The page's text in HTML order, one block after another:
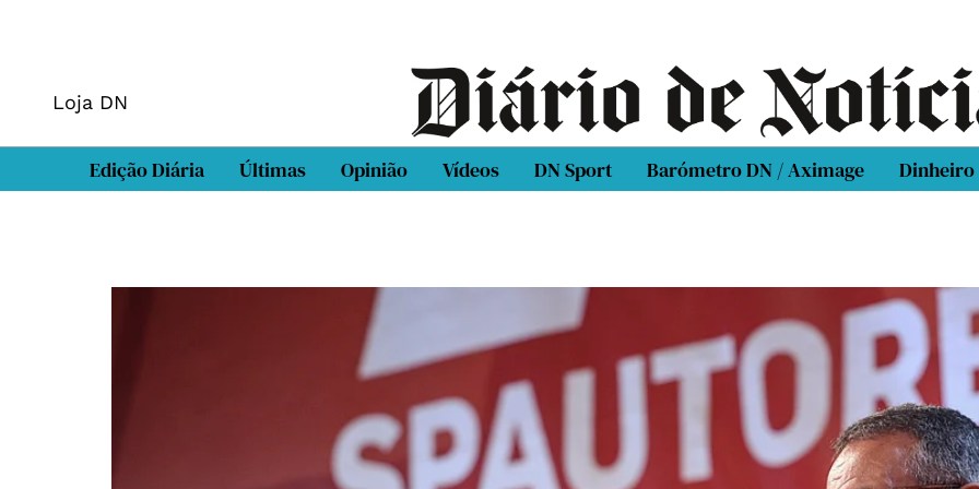
Loja DN
Edição Diária Últimas Opinião Vídeos DN Sport Barómetro DN / Aximage Dinheiro